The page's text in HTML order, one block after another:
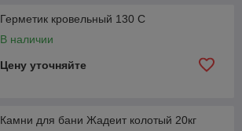
Герметик кровельный 130 С
В наличии
Цену уточняйте
Камни для бани Жадеит колотый 20кг